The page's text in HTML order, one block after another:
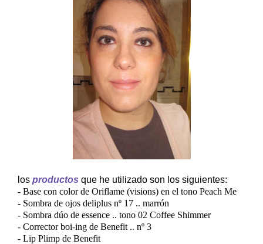
los productos que he utilizado son los siguientes:
- Base con color de Oriflame (visions) en el tono Peach Me
- Sombra de ojos deliplus nº 17 .. marrón
- Sombra dúo de essence .. tono 02 Coffee Shimmer
- Corrector boi-ing de Benefit .. nº 3
- Lip Plimp de Benefit